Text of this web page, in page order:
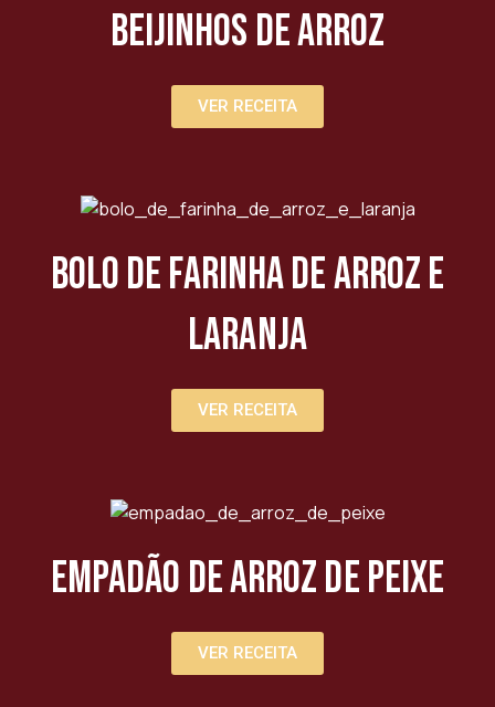
Beijinhos de Arroz
VER RECEITA
Bolo de Farinha de Arroz e
Laranja
VER RECEITA
Empadão de Arroz de Peixe
VER RECEITA